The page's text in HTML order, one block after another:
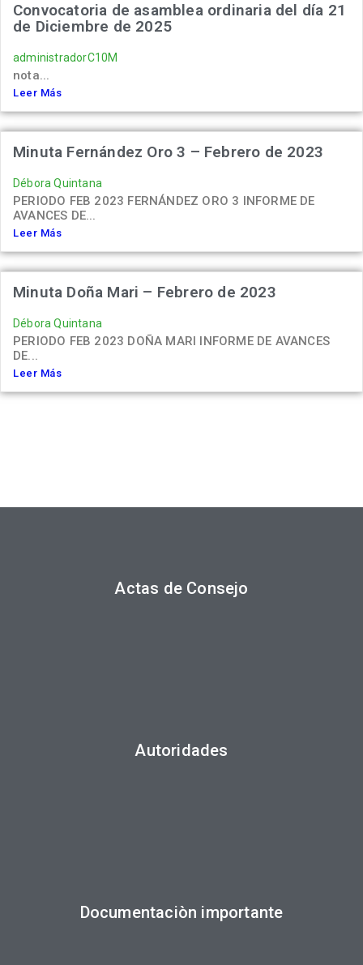
Convocatoria de asamblea ordinaria del día 21
de Diciembre de 2025
administradorC10M
nota...
Leer Más
Minuta Fernández Oro 3 – Febrero de 2023
Débora Quintana
PERIODO FEB 2023 FERNÁNDEZ ORO 3 INFORME DE
AVANCES DE...
Leer Más
Minuta Doña Mari – Febrero de 2023
Débora Quintana
PERIODO FEB 2023 DOÑA MARI INFORME DE AVANCES
DE...
Leer Más
Actas de Consejo
Autoridades
Documentaciòn importante